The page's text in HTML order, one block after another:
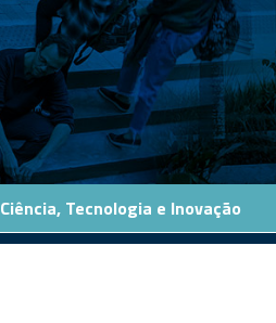
Ciência, Tecnologia e Inovação